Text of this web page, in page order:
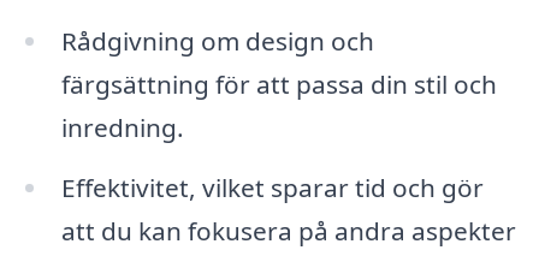
Rådgivning om design och
färgsättning för att passa din stil och
inredning.
Effektivitet, vilket sparar tid och gör
att du kan fokusera på andra aspekter